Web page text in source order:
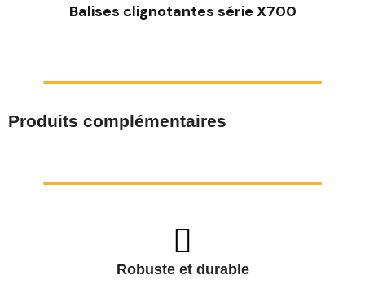
Balises clignotantes série X700
Produits complémentaires
Robuste et durable